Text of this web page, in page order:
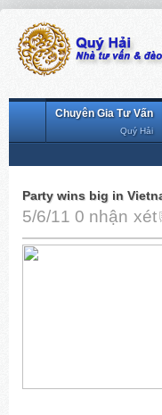
Chuyên Gia Tư Vấn
Quý Hải
Party wins big in
5/6/11 0 nhận xét